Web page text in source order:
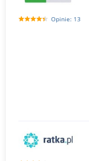
Opinie: 13